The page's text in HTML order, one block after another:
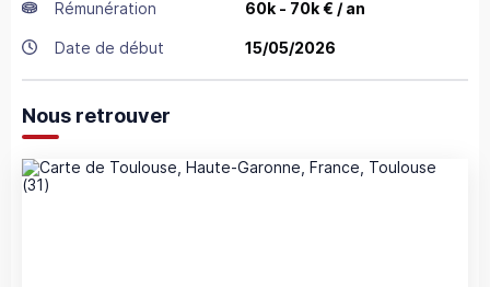
Rémunération 60k - 70k € / an
Date de début 15/05/2026
Nous retrouver